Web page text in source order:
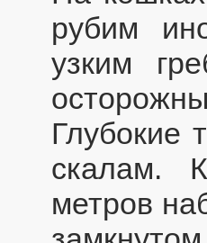
рубим
узким
Глубокие
скалам.
метров